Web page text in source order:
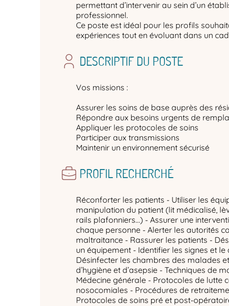
permettant d’intervenir au sein d’un
professionnel.
Ce poste est idéal pour les profils
expériences tout en évoluant dans un
DESCRIPTIF DU POSTE
Vos missions :
Assurer les soins de base auprès des
Répondre aux besoins urgents de
Appliquer les protocoles de soins
Participer aux transmissions
Maintenir un environnement sécurisé
PROFIL RECHERCHÉ
Réconforter les patients - Utiliser les
manipulation du patient (lit médicalisé,
rails plafonniers…) - Assurer une
chaque personne - Alerter les autorités
maltraitance - Rassurer les patients -
un équipement - Identifier les signes et
Désinfecter les chambres des malades
d’hygiène et d’asepsie - Techniques de
Médecine générale - Protocoles de lutte
nosocomiales - Procédures de
Protocoles de soins pré et post-